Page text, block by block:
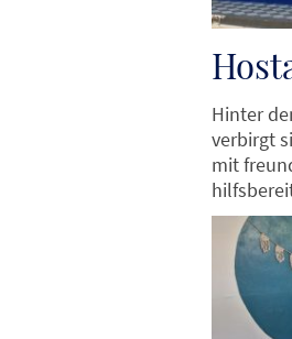
Hinter
verbirgt
mit